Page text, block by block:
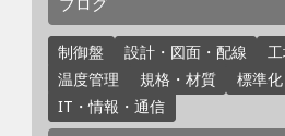
制御盤 設計・図面・配線
温度管理
規格・材質 標準化
IT・情報・通信